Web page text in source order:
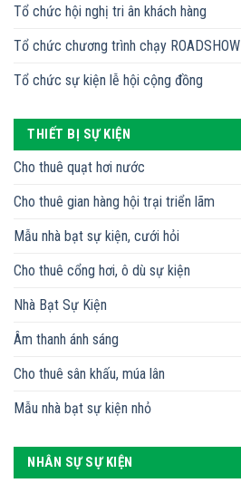
Tổ chức hội nghị tri ân khách hàng
Tổ chức chương trình chạy ROADSHOW
Tổ chức sự kiện lễ hội cộng đồng
THIẾT BỊ SỰ KIỆN
Cho thuê quạt hơi nước
Cho thuê gian hàng hội trại triển lãm
Mẫu nhà bạt sự kiện, cưới hỏi
Cho thuê cổng hơi, ô dù sự kiện
Nhà Bạt Sự Kiện
Âm thanh ánh sáng
Cho thuê sân khấu, múa lân
Mẫu nhà bạt sự kiện nhỏ
NHÂN SỰ SỰ KIỆN